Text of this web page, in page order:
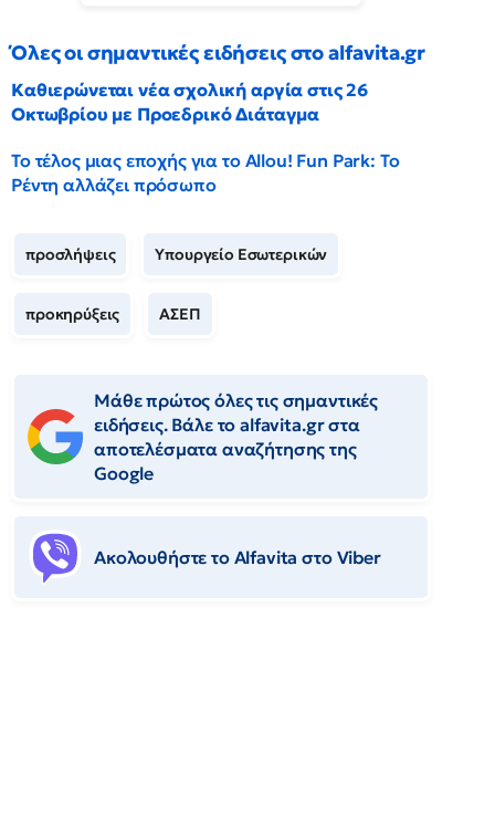
Όλες οι σημαντικές ειδήσεις στο alfavita.gr
Καθιερώνεται νέα σχολική αργία στις 26
Οκτωβρίου με Προεδρικό Διάταγμα
Το τέλος μιας εποχής για το Allou! Fun Park: Το
Ρέντη αλλάζει πρόσωπο
προσλήψεις Υπουργείο Εσωτερικών
προκηρύξεις ΑΣΕΠ
Μάθε πρώτος όλες τις σημαντικές
ειδήσεις. Βάλε το alfavita.gr στα
αποτελέσματα αναζήτησης της
Google
Ακολουθήστε το Αlfavita στο Viber